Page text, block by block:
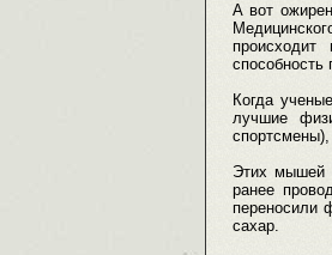
А вот
способность
Когда
лучшие
Этих мышей
ранее
переносили
сахар.